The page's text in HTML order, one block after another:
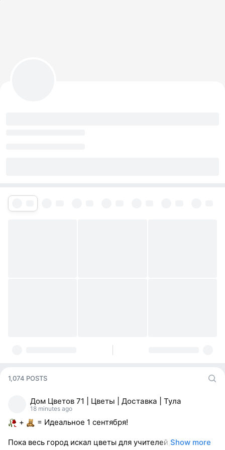
1,074 POSTS
Дом Цветов 71 | Цветы | Доставка | Тула
18 minutes ago
+ = Идеальное 1 сентября!
Пока весь город искал цветы для учителей, Show more